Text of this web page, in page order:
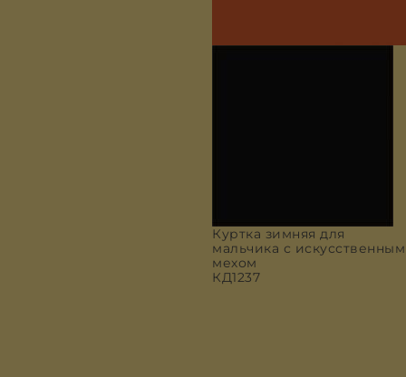
Куртка зимняя для
мальчика с искусственным
мехом
КД1237